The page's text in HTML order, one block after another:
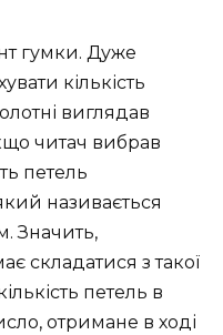
гумки. Дуже
кількість
виглядав
читач вибрав
петель
називається
Значить,
складатися з такої
петель в
отримане в ході